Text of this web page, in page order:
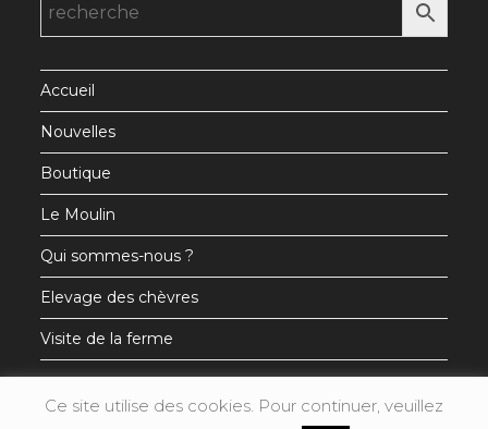
nouvelnouvel
Accueil
Nouvelles
Boutique
Le Moulin
Qui sommes-nous ?
Elevage des chèvres
Visite de la ferme
Ce site utilise des cookies. Pour continuer, veuillez